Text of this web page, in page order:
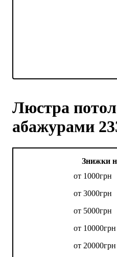
Люстра
абажурами
Знижки
от
от
от
от
от